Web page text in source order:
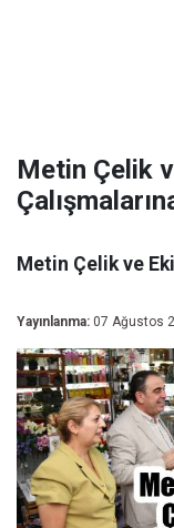
Metin Çelik
Metin Çelik ve
Yayınlanma: 07 Ağustos